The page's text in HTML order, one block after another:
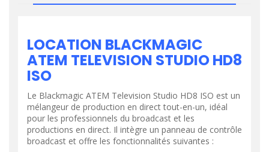
LOCATION BLACKMAGIC
ATEM TELEVISION STUDIO HD8
ISO
Le Blackmagic ATEM Television Studio HD8 ISO est un
mélangeur de production en direct tout-en-un, idéal
pour les professionnels du broadcast et les
productions en direct. Il intègre un panneau de contrôle
broadcast et offre les fonctionnalités suivantes :